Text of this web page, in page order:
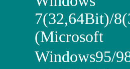
7(32,64Bit)/
(Microsoft
Windows95/